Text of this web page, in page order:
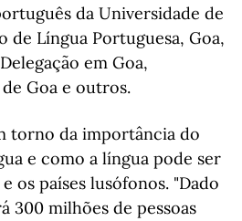
da Universidade de
de Língua Portuguesa, Goa,
em Goa,
Goa e outros.
torno da importância do
e como a língua pode ser
os países lusófonos. "Dado
300 milhões de pessoas